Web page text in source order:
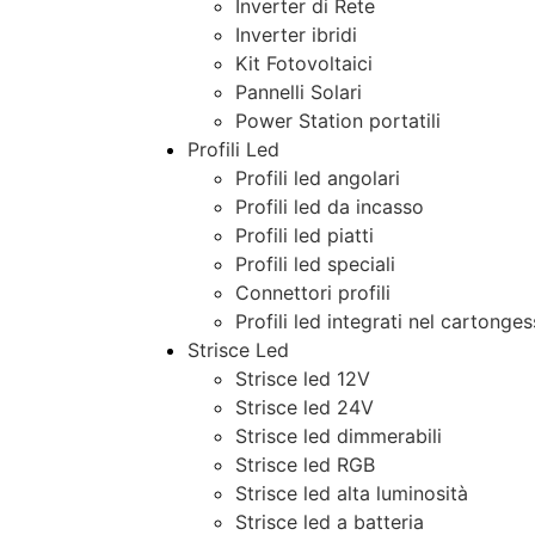
Inverter di Rete
Inverter ibridi
Kit Fotovoltaici
Pannelli Solari
Power Station portatili
Profili Led
Profili led angolari
Profili led da incasso
Profili led piatti
Profili led speciali
Connettori profili
Profili led integrati nel
Strisce Led
Strisce led 12V
Strisce led 24V
Strisce led dimmerabili
Strisce led RGB
Strisce led alta luminosità
Strisce led a batteria